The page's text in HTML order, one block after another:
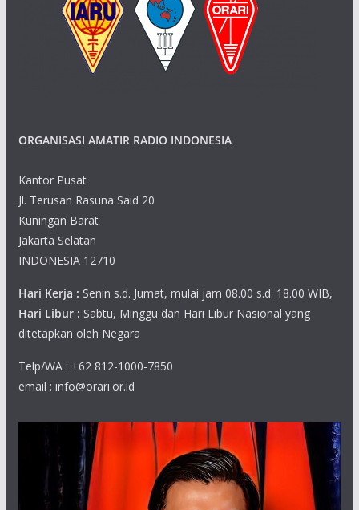
ORGANISASI AMATIR RADIO INDONESIA
Kantor Pusat
Jl. Terusan Rasuna Said 20
Kuningan Barat
Jakarta Selatan
INDONESIA 12710
Hari Kerja : Senin s.d. Jumat, mulai jam 08.00 s.d. 18.00 WIB,
Hari Libur : Sabtu, Minggu dan Hari Libur Nasional yang
ditetapkan oleh Negara
Telp/WA : +62 812-1000-7850
email : info@orari.or.id